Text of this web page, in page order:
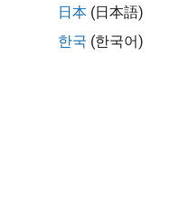
日本 (日本語)
한국 (한국어)